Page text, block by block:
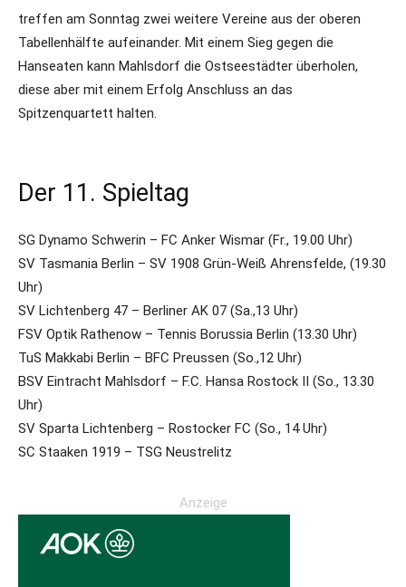
treffen am Sonntag zwei weitere Vereine aus der oberen
Tabellenhälfte aufeinander. Mit einem Sieg gegen die
Hanseaten kann Mahlsdorf die Ostseestädter überholen,
diese aber mit einem Erfolg Anschluss an das
Spitzenquartett halten.
Der 11. Spieltag
SG Dynamo Schwerin – FC Anker Wismar (Fr., 19.00 Uhr)
SV Tasmania Berlin – SV 1908 Grün-Weiß Ahrensfelde, (19.30
Uhr)
SV Lichtenberg 47 – Berliner AK 07 (Sa.,13 Uhr)
FSV Optik Rathenow – Tennis Borussia Berlin (13.30 Uhr)
TuS Makkabi Berlin – BFC Preussen (So.,12 Uhr)
BSV Eintracht Mahlsdorf – F.C. Hansa Rostock II (So., 13.30
Uhr)
SV Sparta Lichtenberg – Rostocker FC (So., 14 Uhr)
SC Staaken 1919 – TSG Neustrelitz
Anzeige